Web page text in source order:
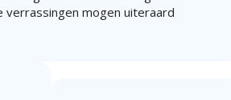
verrassingen mogen uiteraard